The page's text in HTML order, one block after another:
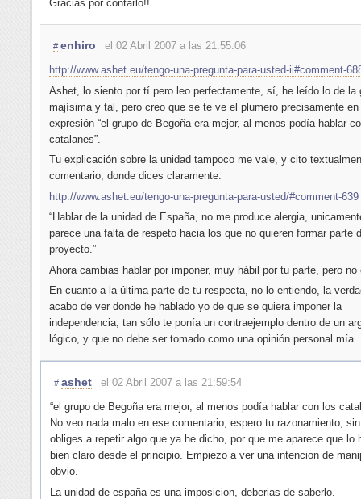
Gracias por contarlo!!
# enhiro
el 02 Abril 2007 a las 21:55:06
http://www.ashet.eu/tengo-una-pregunta-para-usted-ii#comment-
Ashet, lo siento por tí pero leo perfectamente, sí, he leído lo de la
majísima y tal, pero creo que se te ve el plumero precisamente en
expresión “el grupo de Begoña era mejor, al menos podía hablar
catalanes”.
Tu explicación sobre la unidad tampoco me vale, y cito
comentario, donde dices claramente:
http://www.ashet.eu/tengo-una-pregunta-para-usted/#comment-639
“Hablar de la unidad de España, no me produce alergia,
parece una falta de respeto hacia los que no quieren formar parte
proyecto.”
Ahora cambias hablar por imponer, muy hábil por tu parte, pero no
En cuanto a la última parte de tu respecta, no lo entiendo, la
acabo de ver donde he hablado yo de que se quiera imponer la
independencia, tan sólo te ponía un contraejemplo dentro de un
lógico, y que no debe ser tomado como una opinión personal mía.
# ashet
el 02 Abril 2007 a las 21:59:54
“el grupo de Begoña era mejor, al menos podía hablar con los
No veo nada malo en ese comentario, espero tu razonamiento,
obliges a repetir algo que ya he dicho, por que me aparece que lo
bien claro desde el principio. Empiezo a ver una intencion de
obvio.
La unidad de españa es una imposicion, deberias de saberlo.